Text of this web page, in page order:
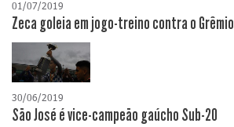
01/07/2019
Zeca goleia em jogo-treino contra o Grêmio
30/06/2019
São José é vice-campeão gaúcho Sub-20